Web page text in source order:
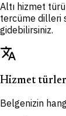
Altı hizmet
tercüme dilleri
gidebilirsiniz.
translate
Hizmet
Belgenizin